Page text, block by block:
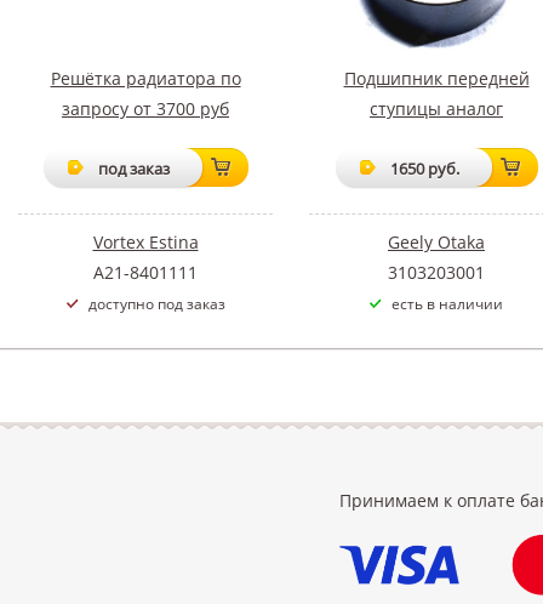
Решётка радиатора по
запросу от 3700 руб
под заказ
Vortex Estina
A21-8401111
доступно под заказ
Подшипник передней
ступицы аналог
1650 руб.
Geely Otaka
3103203001
есть в наличии
Принимаем к оплате